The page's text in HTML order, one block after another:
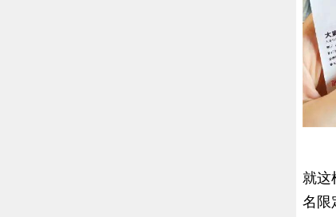
就这
名限